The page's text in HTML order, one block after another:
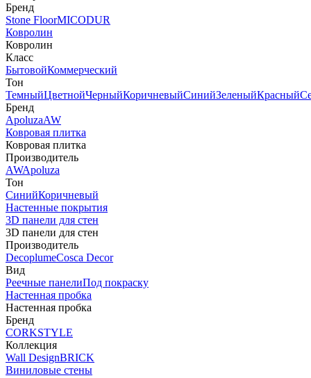
Бренд
Stone FloorMICODUR
Ковролин
Ковролин
Класс
БытовойКоммерческий
Тон
ТемныйЦветнойЧерныйКоричневыйСинийЗеленыйКрасный
Бренд
ApoluzaAW
Ковровая плитка
Ковровая плитка
Производитель
AWApoluza
Тон
СинийКоричневый
Настенные покрытия
3D панели для стен
3D панели для стен
Производитель
DecoplumeCosca Decor
Вид
Реечные панелиПод покраску
Настенная пробка
Настенная пробка
Бренд
CORKSTYLE
Коллекция
Wall DesignBRICK
Виниловые стены